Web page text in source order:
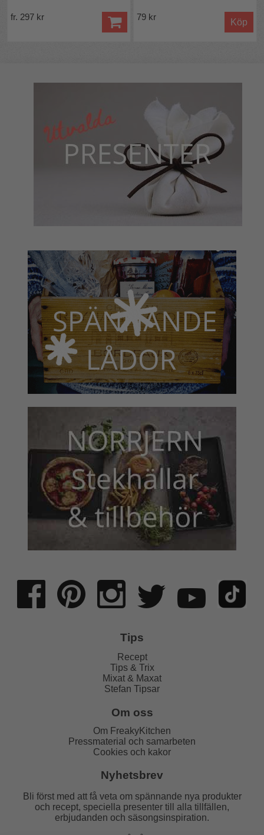
fr. 297 kr 79 kr
Köp
Tips
Recept
Tips & Trix
Mixat & Maxat
Stefan Tipsar
Om oss
Om FreakyKitchen
Pressmaterial och samarbeten
Cookies och kakor
Nyhetsbrev
Bli först med att få veta om spännande nya produkter
och recept, speciella presenter till alla tillfällen,
erbjudanden och säsongsinspiration.